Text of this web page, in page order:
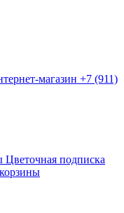
магазин +7 (911)
Цветочная подписка